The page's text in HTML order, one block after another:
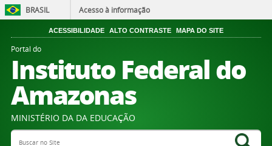
BRASIL Acesso à informação
ACESSIBILIDADE ALTO CONTRASTE MAPA DO SITE
Portal do
Instituto Federal do
Amazonas
MINISTÉRIO DA DA EDUCAÇÃO
Search Site